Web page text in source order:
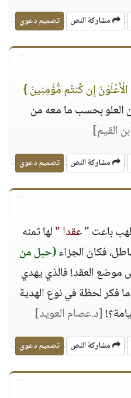
مشاركة النص تصميم دعوي
الْأَعْلَوْنَ إِن كُنتُم مُّؤْمِنِينَ }
العلو بحسب ما معه من
القيم]
مشاركة النص تصميم دعوي
باعت" عقدا "لها ثمنه
(حبل من
العقد! فالذي يهدي
فكر لحظة في نوع الهدية
[د.عصام العويد]
مشاركة النص تصميم دعوي